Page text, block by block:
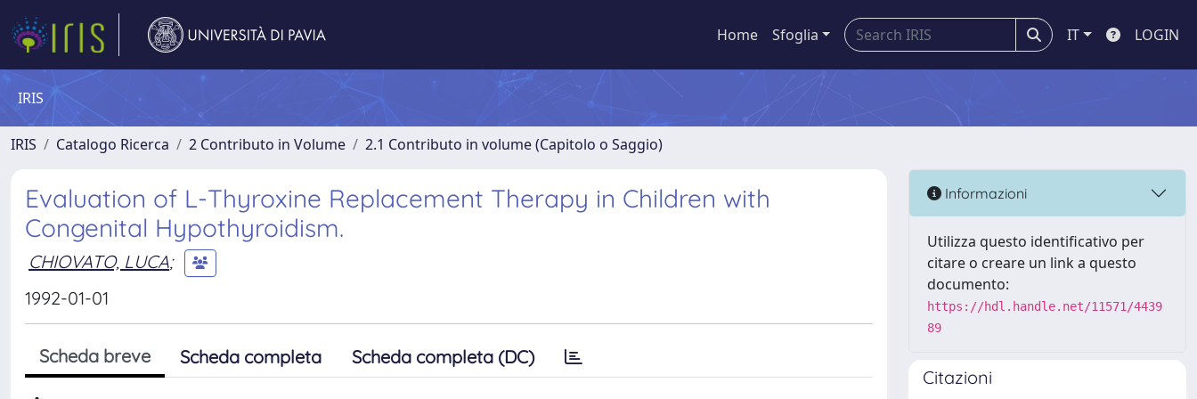
Home Sfoglia IT LOGIN
IRIS
IRIS Catalogo Ricerca 2 Contributo in Volume 2.1 Contributo in volume (Capitolo o Saggio)
Evaluation of L-Thyroxine Replacement Therapy in Children with
Congenital Hypothyroidism.
CHIOVATO, LUCA;
1992-01-01
Scheda breve Scheda completa Scheda completa (DC)
Informazioni
Utilizza questo identificativo per
citare o creare un link a questo
documento:
https://hdl.handle.net/11571/4439
89
Citazioni